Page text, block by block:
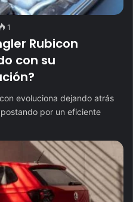
1
Rubicon
con su
evoluciona dejando atrás
por un eficiente